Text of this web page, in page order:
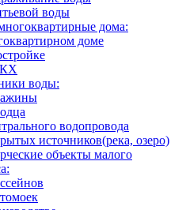
воды
дома:
доме
воды:
водопровода
источников(река, озеро)
объекты малого